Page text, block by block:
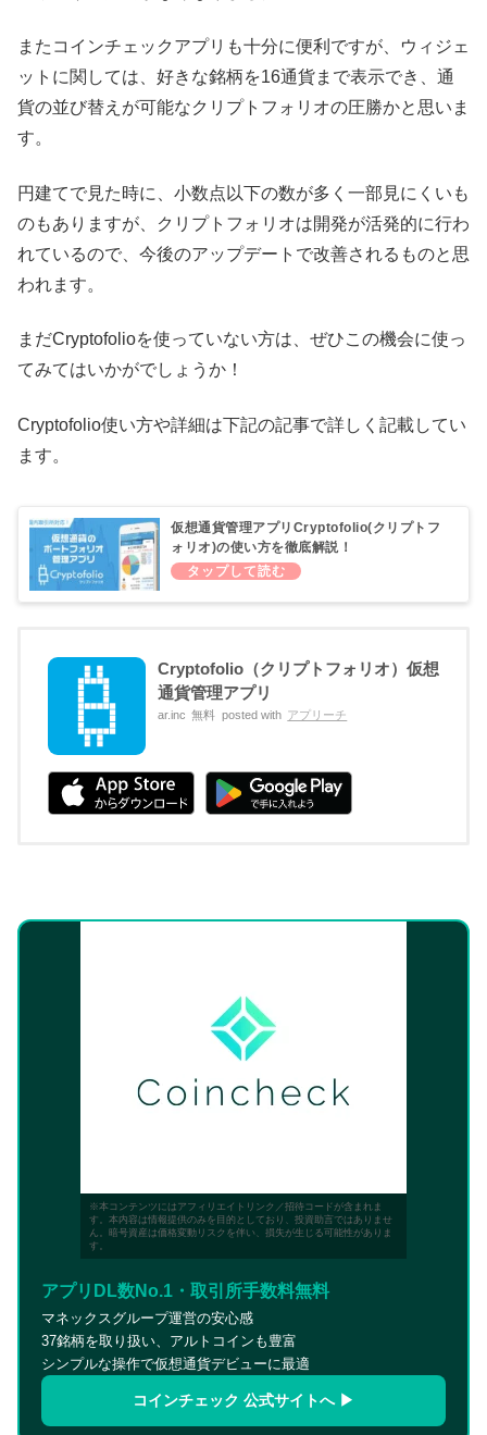
またコインチェックアプリも十分に便利ですが、ウィジェ
ットに関しては、好きな銘柄を16通貨まで表示でき、通
貨の並び替えが可能なクリプトフォリオの圧勝かと思いま
す。
円建てで見た時に、小数点以下の数が多く一部見にくいも
のもありますが、クリプトフォリオは開発が活発的に行わ
れているので、今後のアップデートで改善されるものと思
われます。
まだCryptofolioを使っていない方は、ぜひこの機会に使っ
てみてはいかがでしょうか！
Cryptofolio使い方や詳細は下記の記事で詳しく記載してい
ます。
仮想通貨管理アプリCryptofolio(クリプトフ
ォリオ)の使い方を徹底解説！
Cryptofolio（クリプトフォリオ）仮想
通貨管理アプリ
ar.inc 無料 posted with アプリーチ
※本コンテンツにはアフィリエイトリンク／招待コードが含まれま
す。本内容は情報提供のみを目的としており、投資助言ではありませ
ん。暗号資産は価格変動リスクを伴い、損失が生じる可能性がありま
す。
アプリDL数No.1・取引所手数料無料
マネックスグループ運営の安心感
37銘柄を取り扱い、アルトコインも豊富
シンプルな操作で仮想通貨デビューに最適
コインチェック 公式サイトへ ▶